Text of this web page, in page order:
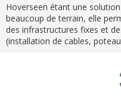
Hoverseen étant une
beaucoup de terrain, elle
des infrastructures fixes et
(installation de cables,